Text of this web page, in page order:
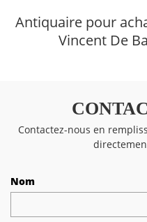
Antiquaire pour
Vincent De
Contactez-nous en
Nom